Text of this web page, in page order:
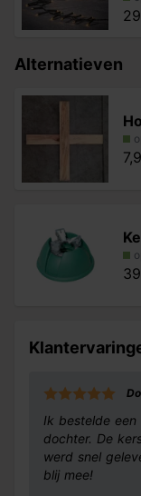
Alternatieven
Ik bestelde
dochter. De
werd snel
blij mee!